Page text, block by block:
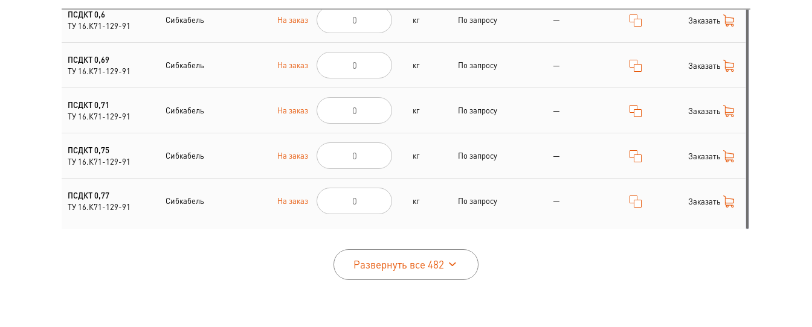
Шнуры шахтные
ПСДКТ 0,6
ТУ 16.К71-129-91
Сибкабель На заказ кг По запросу — Заказать
ПСДКТ 0,69
ТУ 16.К71-129-91
Сибкабель На заказ кг По запросу — Заказать
ПСДКТ 0,71
ТУ 16.К71-129-91
Сибкабель На заказ кг По запросу — Заказать
ПСДКТ 0,75
ТУ 16.К71-129-91
Сибкабель На заказ кг По запросу — Заказать
ПСДКТ 0,77
ТУ 16.К71-129-91
Сибкабель На заказ кг По запросу — Заказать
Развернуть все 482